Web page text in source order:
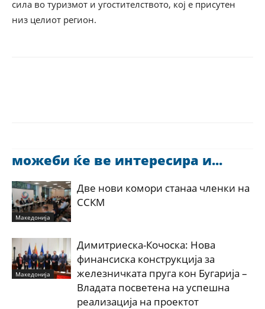
сила во туризмот и угостителството, кој е присутен
низ целиот регион.
можеби ќе ве интересира и...
Македонија
Две нови комори станаа членки на
ССКМ
Македонија
Димитриеска-Кочоска: Нова
финансиска конструкција за
железничката пруга кон Бугарија –
Владата посветена на успешна
реализација на проектот